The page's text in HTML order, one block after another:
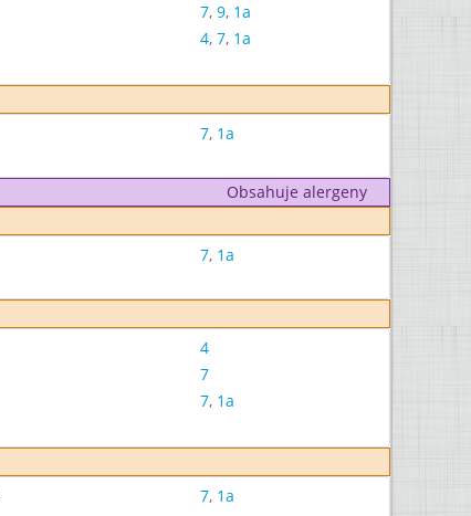
7, 9, 1a
4, 7, 1a
7, 1a
Obsahuje alergeny
7, 1a
4
7
7, 1a
7, 1a